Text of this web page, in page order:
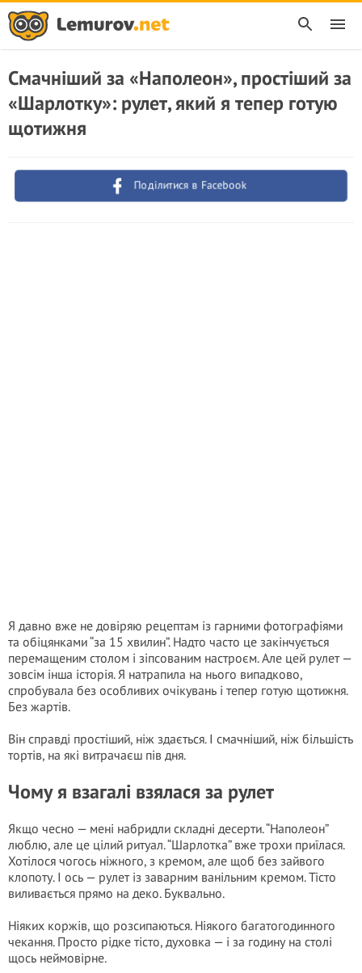
Смачніший за «Наполеон», простіший за
«Шарлотку»: рулет, який я тепер готую
щотижня
Поділитися в Facebook
Я давно вже не довіряю рецептам із гарними фотографіями
та обіцянками “за 15 хвилин”. Надто часто це закінчується
перемащеним столом і зіпсованим настроєм. Але цей рулет —
зовсім інша історія. Я натрапила на нього випадково,
спробувала без особливих очікувань і тепер готую щотижня.
Без жартів.
Він справді простіший, ніж здається. І смачніший, ніж більшість
тортів, на які витрачаєш пів дня.
Чому я взагалі взялася за рулет
Якщо чесно — мені набридли складні десерти. “Наполеон”
люблю, але це цілий ритуал. “Шарлотка” вже трохи приїлася.
Хотілося чогось ніжного, з кремом, але щоб без зайвого
клопоту. І ось — рулет із заварним ванільним кремом. Тісто
виливається прямо на деко. Буквально.
Ніяких коржів, що розсипаються. Ніякого багатогодинного
чекання. Просто рідке тісто, духовка — і за годину на столі
щось неймовірне.